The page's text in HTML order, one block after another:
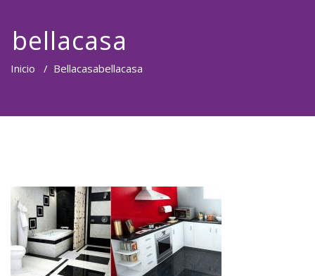
bellacasa
Inicio / Bellacasabellacasa